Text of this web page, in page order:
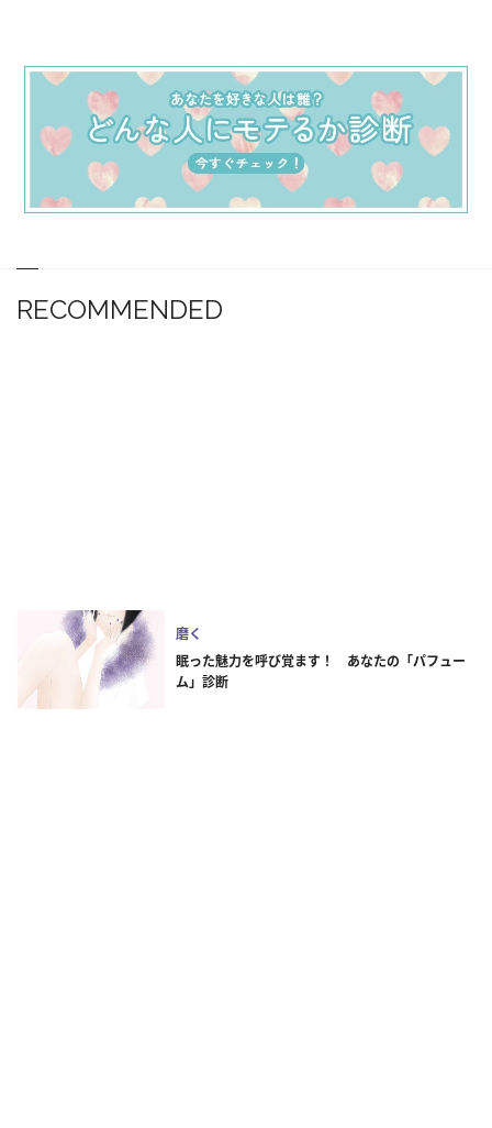
RECOMMENDED
磨く
眠った魅力を呼び覚ます！ あなたの「パフュー
ム」診断